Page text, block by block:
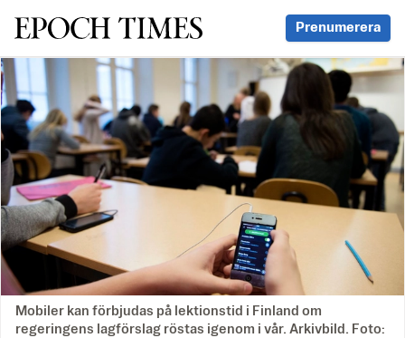
Svenska Epoch Times Prenumerera
Mobiler kan förbjudas på lektionstid i Finland om
regeringens lagförslag röstas igenom i vår. Arkivbild. Foto: